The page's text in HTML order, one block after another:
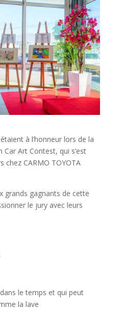
à l’honneur lors de la
Art Contest, qui s’est
chez CARMO TOYOTA
grands gagnants de cette
le jury avec leurs
le temps et qui peut
la lave